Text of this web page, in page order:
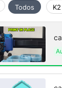
Todos